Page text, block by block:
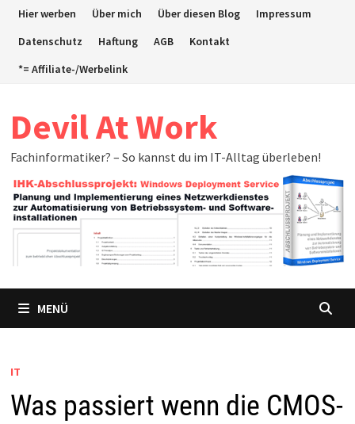
ZumHier werben Über mich Über diesen Blog
Impressum
Datenschutz
Haftung AGB
Kontakt
*= Affiliate-/Werbelink
Devil At Work
Fachinformatiker? – So kannst du im IT-Alltag überleben!
MENÜ
IT
Was passiert wenn die CMOS-